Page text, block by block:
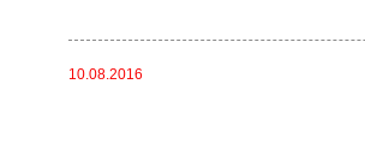
10.08.2016